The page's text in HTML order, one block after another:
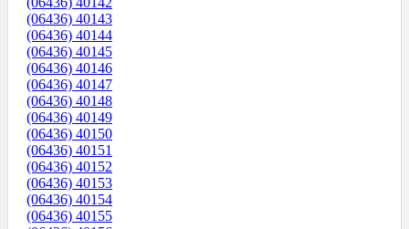
(06436) 40143
(06436) 40144
(06436) 40145
(06436) 40146
(06436) 40147
(06436) 40148
(06436) 40149
(06436) 40150
(06436) 40151
(06436) 40152
(06436) 40153
(06436) 40154
(06436) 40155